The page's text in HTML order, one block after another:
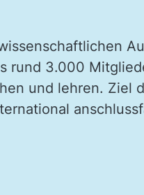
rund 3.000
und lehren. Ziel